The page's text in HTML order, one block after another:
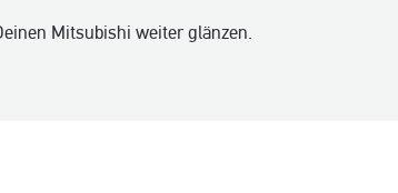
Mitsubishi weiter glänzen.